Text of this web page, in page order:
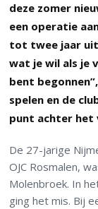
deze zomer
een operatie
tot twee jaar
wat je wil als je
bent
spelen en de
punt achter het
De 27-jarige
OJC Rosmalen,
Molenbroek. In
ging het mis. Bij